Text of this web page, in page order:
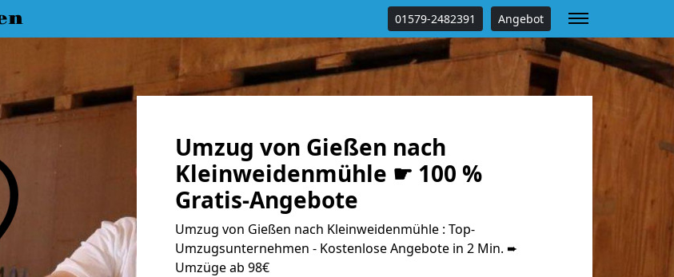
01579-2482391 Angebot
Umzug von Gießen nach
Kleinweidenmühle ☛ 100 %
Gratis-Angebote
Umzug von Gießen nach Kleinweidenmühle : Top-
Umzugsunternehmen - Kostenlose Angebote in 2 Min. ➨
Umzüge ab 98€